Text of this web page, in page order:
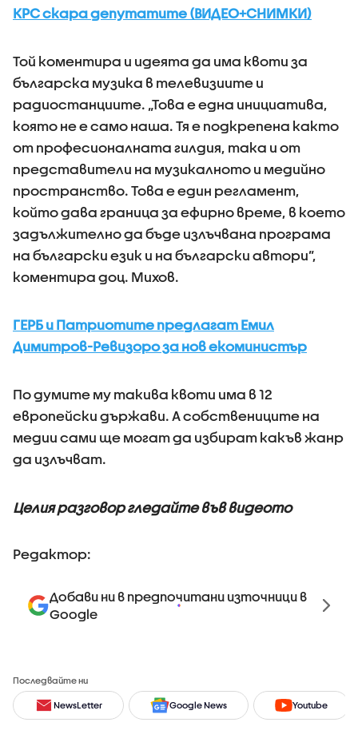
КРС скара депутатите (ВИДЕО+СНИМКИ)
Той коментира и идеята да има квоти за
българска музика в телевизиите и
радиостанциите. „Това е една инициатива,
която не е само наша. Тя е подкрепена както
от професионалната гилдия, така и от
представители на музикалното и медийно
пространство. Това е един регламент,
който дава граница за ефирно време, в което
задължително да бъде излъчвана програма
на български език и на български автори”,
коментира доц. Михов.
ГЕРБ и Патриотите предлагат Емил
Димитров-Ревизоро за нов екоминистър
По думите му такива квоти има в 12
европейски държави. А собствениците на
медии сами ще могат да избират какъв жанр
да излъчват.
Целия разговор гледайте във видеото
Редактор:
Добави ни в предпочитани източници в
Google
Последвайте ни
NewsLetter Google News Youtube